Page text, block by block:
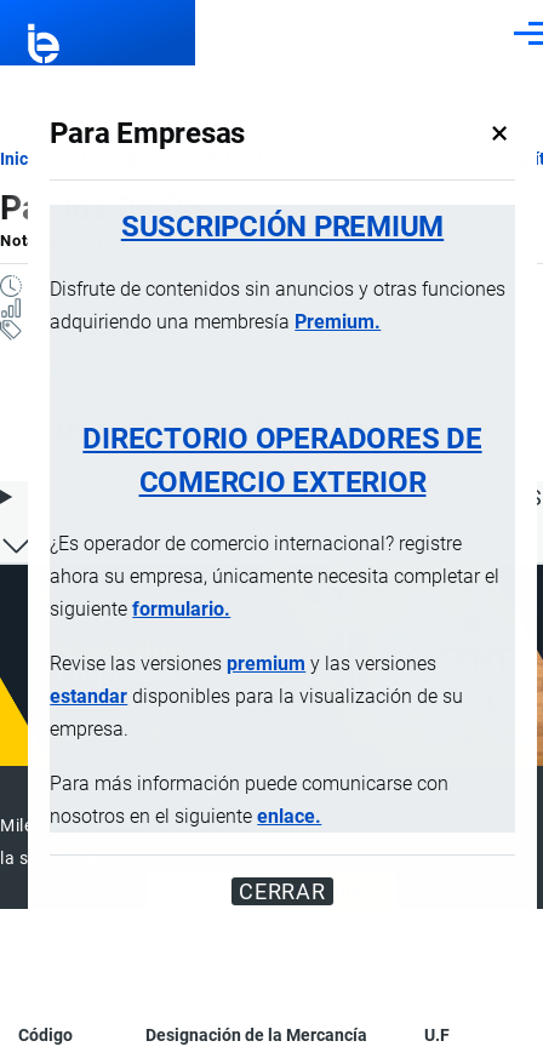
Para Empresas ×
SUSCRIPCIÓN PREMIUM
Disfrute de contenidos sin anuncios y otras funciones
adquiriendo una membresía Premium.
DIRECTORIO OPERADORES DE
COMERCIO EXTERIOR
¿Es operador de comercio internacional? registre
ahora su empresa, únicamente necesita completar el
siguienteformulario.
Revise las versionespremium y las versiones
estandar disponibles para la visualización de su
empresa.
Para más información puede comunicarse con
nosotros en el siguienteenlace.
CERRAR
Ruta
de
navegación
Inicio
Partida 09.06
Nota ExplicativaporImportaciones …, 16 Julio, 2024
2 MINUTOS
Notas Explicativas
09.06 Canela y flores de canelero
ÍNDICE DE CONTENIDOS
ANUNCIAR EMPRESA
Miles de visitantes ya vieron este anuncio, tu empresa puede ser
la siguiente
ANUNCIAR
SUSCRIBIRSE
Código Designación de la Mercancía
U.F